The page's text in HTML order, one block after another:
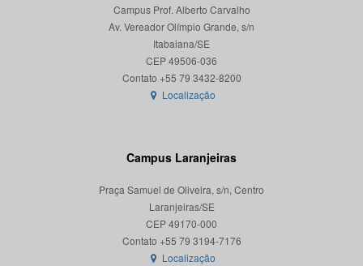
Campus Prof. Alberto Carvalho
Av. Vereador Olímpio Grande, s/n
Itabaiana/SE
CEP 49506-036
Localização
Campus Laranjeiras
Praça Samuel de Oliveira, s/n, Centro
Laranjeiras/SE
CEP 49170-000
Localização